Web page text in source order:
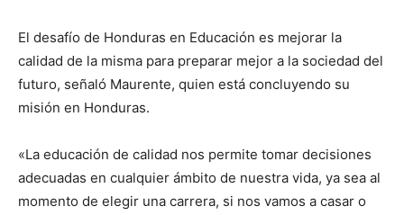
El desafío de Honduras en Educación es mejorar la
calidad de la misma para preparar mejor a la sociedad del
futuro, señaló Maurente, quien está concluyendo su
misión en Honduras.
«La educación de calidad nos permite tomar decisiones
adecuadas en cualquier ámbito de nuestra vida, ya sea al
momento de elegir una carrera, si nos vamos a casar o